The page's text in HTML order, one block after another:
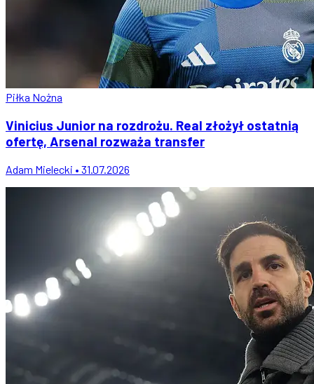
Piłka Nożna
Vinicius Junior na rozdrożu. Real złożył ostatnią
ofertę, Arsenal rozważa transfer
Adam Mielecki • 31.07.2026